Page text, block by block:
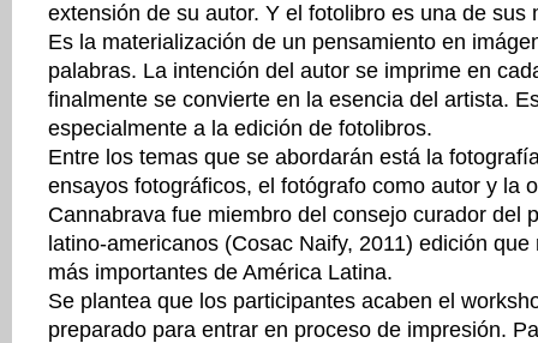
extensión de su autor. Y el fotolibro es una de sus
Es la materialización de un pensamiento en
palabras. La intención del autor se imprime en
finalmente se convierte en la esencia del artista.
especialmente a la edición de fotolibros.
Entre los temas que se abordarán está la
ensayos fotográficos, el fotógrafo como autor y la
Cannabrava fue miembro del consejo curador del
latino-americanos (Cosac Naify, 2011) edición
más importantes de América Latina.
Se plantea que los participantes acaben el
preparado para entrar en proceso de impresión.